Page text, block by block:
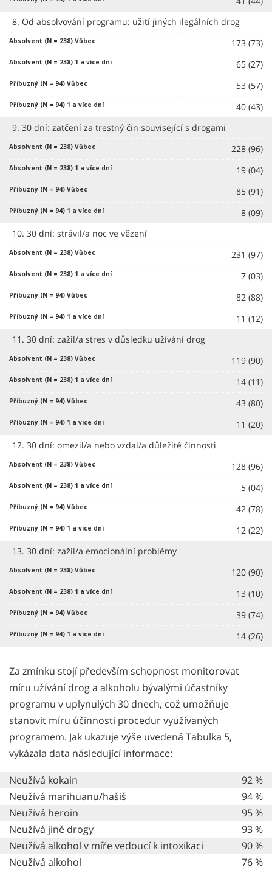
8. Od absolvování programu: užití jiných ilegálních drog
173 (73)
65 (27)
53 (57)
40 (43)
9. 30 dní: zatčení za trestný čin související s drogami
228 (96)
19 (04)
85 (91)
8 (09)
10. 30 dní: strávil/a noc ve vězení
231 (97)
7 (03)
82 (88)
11 (12)
11. 30 dní: zažil/a stres v důsledku užívání drog
119 (90)
14 (11)
43 (80)
11 (20)
12. 30 dní: omezil/a nebo vzdal/a důležité činnosti
128 (96)
5 (04)
42 (78)
12 (22)
13. 30 dní: zažil/a emocionální problémy
120 (90)
13 (10)
39 (74)
14 (26)
Za zmínku stojí především schopnost monitorovat
míru užívání drog a alkoholu bývalými účastníky
programu v uplynulých 30 dnech, což umožňuje
stanovit míru účinnosti procedur využívaných
programem. Jak ukazuje výše uvedená Tabulka 5,
vykázala data následující informace:
Neužívá kokain
92 %
Neužívá marihuanu/hašiš
94 %
Neužívá heroin
95 %
Neužívá jiné drogy
93 %
Neužívá alkohol v míře vedoucí k intoxikaci
90 %
Neužívá alkohol
76 %